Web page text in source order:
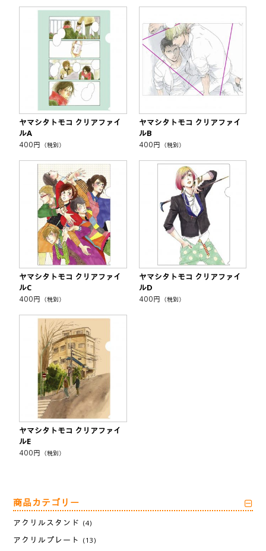
ヤマシタトモコ クリアファイ
ルA
400円 （税別）
ヤマシタトモコ クリアファイ
ルB
400円 （税別）
ヤマシタトモコ クリアファイ
ルC
400円 （税別）
ヤマシタトモコ クリアファイ
ルD
400円 （税別）
ヤマシタトモコ クリアファイ
ルE
400円 （税別）
商品カテゴリー
アクリルスタンド (4)
アクリルプレート (13)